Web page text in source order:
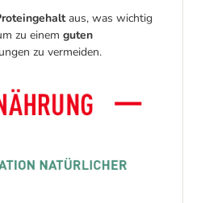
aus, was wichtig
zu einem guten
zu vermeiden.